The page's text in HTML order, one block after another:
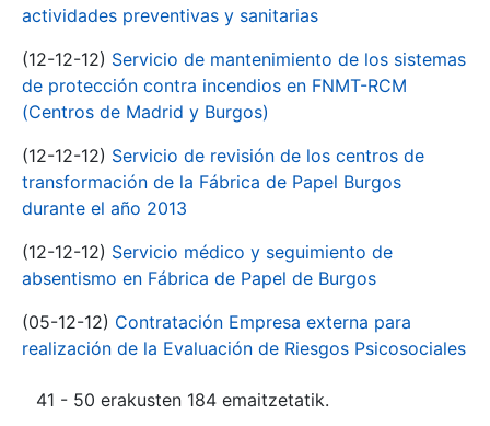
actividades preventivas y sanitarias
(12-12-12) Servicio de mantenimiento de los sistemas
de protección contra incendios en FNMT-RCM
(Centros de Madrid y Burgos)
(12-12-12) Servicio de revisión de los centros de
transformación de la Fábrica de Papel Burgos
durante el año 2013
(12-12-12) Servicio médico y seguimiento de
absentismo en Fábrica de Papel de Burgos
(05-12-12) Contratación Empresa externa para
realización de la Evaluación de Riesgos Psicosociales
41 - 50 erakusten 184 emaitzetatik.